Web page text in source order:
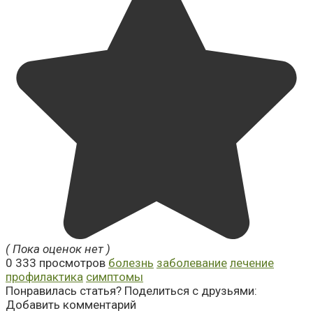
( Пока оценок нет )
0 333 просмотров болезнь заболевание лечение
профилактика симптомы
Понравилась статья? Поделиться с друзьями:
Добавить комментарий